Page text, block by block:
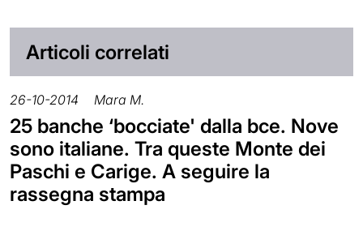
Articoli correlati
26-10-2014 Mara M.
25 banche ‘bocciate' dalla bce. Nove
sono italiane. Tra queste Monte dei
Paschi e Carige. A seguire la
rassegna stampa